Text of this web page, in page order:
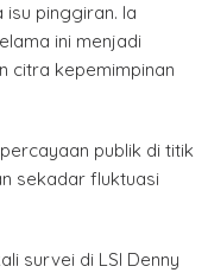
pinggiran. Ia
ini menjadi
citra kepemimpinan
publik di titik
sekadar fluktuasi
survei di LSI Denny